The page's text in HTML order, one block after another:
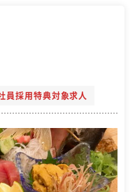
員採用特典対象求人